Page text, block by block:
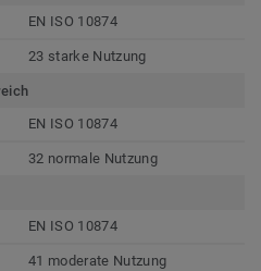
EN ISO 10874
23 starke Nutzung
EN ISO 10874
32 normale Nutzung
EN ISO 10874
41 moderate Nutzung